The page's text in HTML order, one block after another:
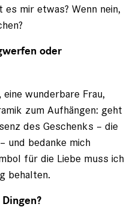
mir etwas? Wenn nein,
oder
wunderbare Frau,
zum Aufhängen: geht
des Geschenks – die
und bedanke mich
für die ­Liebe muss ich
behalten.